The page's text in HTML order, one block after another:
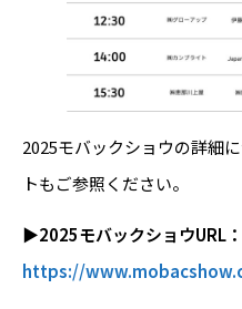
2025モバックショウの詳細
トもご参照ください。
▶2025モバックショウURL：
https://